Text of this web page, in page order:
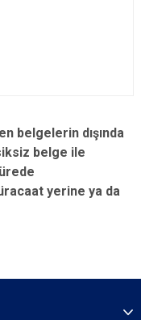
belgelerin dışında
belge ile
yerine ya da